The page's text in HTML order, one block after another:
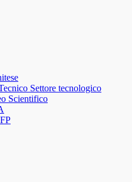
Settore tecnologico
Scientifico